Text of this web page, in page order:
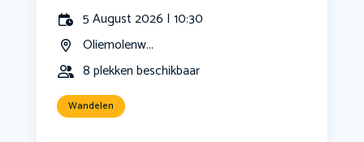
5 August 2026 | 10:30
Oliemolenw...
8 plekken beschikbaar
Wandelen